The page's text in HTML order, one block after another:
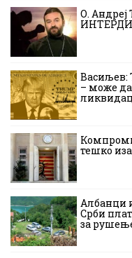
О.
Васиљев:
– може
тешко
Албанци
Срби
за